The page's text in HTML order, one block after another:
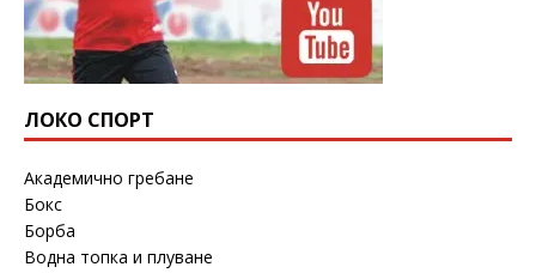
ЛОКО СПОРТ
Академично гребане
Бокс
Борба
Водна топка и плуване